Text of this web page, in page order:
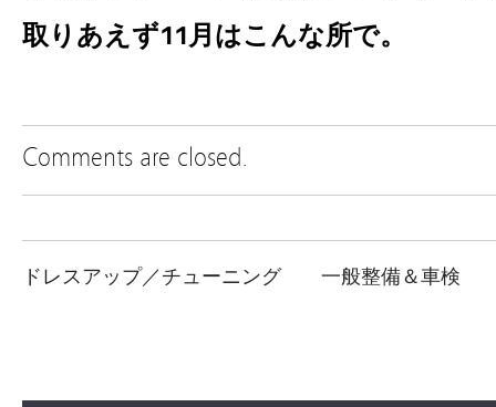
取りあえず11月はこんな所で。
Comments are closed.
ドレスアップ／チューニング 一般整備＆車検